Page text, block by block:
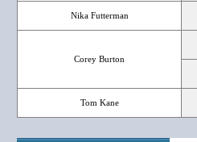
Nika Futterman
Corey Burton
Tom Kane